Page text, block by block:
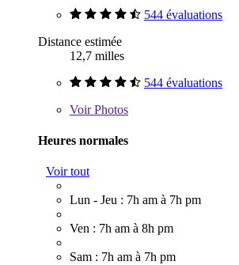
544 évaluations
Distance estimée
12,7 milles
544 évaluations
VoirPhotos
Heures normales
Voir tout
Lun - Jeu : 7h am à 7h pm
Ven : 7h am à 8h pm
Sam : 7h am à 7h pm